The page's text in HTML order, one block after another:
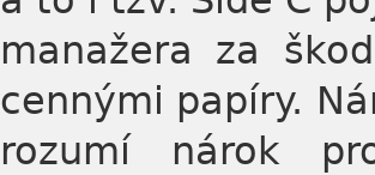
manažera za
cennými papíry.
rozumí nárok